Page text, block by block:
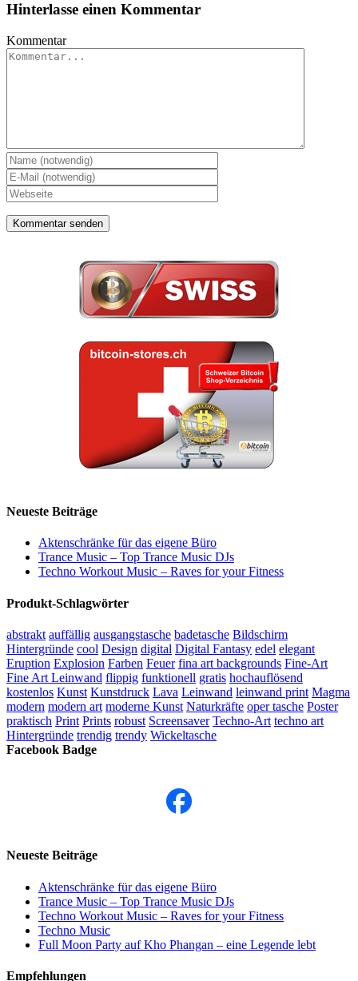
Hinterlasse einen Kommentar
Kommentar
Neueste Beiträge
Aktenschränke für das eigene Büro
Trance Music – Top Trance Music DJs
Techno Workout Music – Raves for your Fitness
Produkt-Schlagwörter
abstrakt auffällig ausgangstasche badetasche Bildschirm
Hintergründe cool Design digital Digital Fantasy edel elegant
Eruption Explosion Farben Feuer fina art backgrounds Fine-Art
Fine Art Leinwand flippig funktionell gratis hochauflösend
kostenlos Kunst Kunstdruck Lava Leinwand leinwand print Magma
modern modern art moderne Kunst Naturkräfte oper tasche Poster
praktisch Print Prints robust Screensaver Techno-Art techno art
Hintergründe trendig trendy Wickeltasche
Facebook Badge
Neueste Beiträge
Aktenschränke für das eigene Büro
Trance Music – Top Trance Music DJs
Techno Workout Music – Raves for your Fitness
Techno Music
Full Moon Party auf Kho Phangan – eine Legende lebt
Empfehlungen